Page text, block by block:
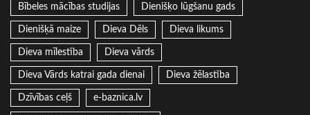
Bībeles mācības studijas Dienišķo lūgšanu gads
Dienišķā maize Dieva Dēls Dieva likums
Dieva mīlestība Dieva vārds
Dieva Vārds katrai gada dienai Dieva žēlastība
Dzīvības ceļš e-baznica.lv